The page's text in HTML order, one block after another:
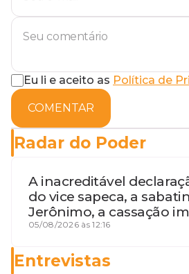
Eu li e aceito as Política de
COMENTAR
Radar do Poder
A inacreditável
do vice sapeca, a
Jerônimo, a cassação
desembargadora e a
05/08/2026 às 12:16
Entrevistas